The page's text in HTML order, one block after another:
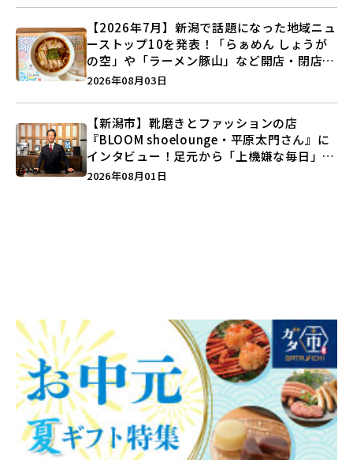
【2026年7月】新潟で話題になった地域ニュ
ーストップ10を発表！「らぁめん しょうが
の空」や「ラーメン豚山」など開店・閉店の
注目記事をランキングでご紹介♪
2026年08月03日
【新潟市】靴磨きとファッションの店
『BLOOM shoelounge・平原太門さん』に
インタビュー！足元から「上機嫌な毎日」を
つくる装いの提案とは？
2026年08月01日